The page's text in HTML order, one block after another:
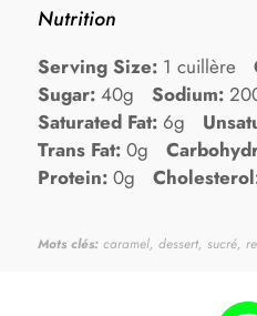
Nutrition
Serving Size: 1 cuillère
Sugar: 40g Sodium:
Saturated Fat: 6g
Trans Fat: 0g
Protein: 0g
Mots clés: caramel, dessert, sucré,